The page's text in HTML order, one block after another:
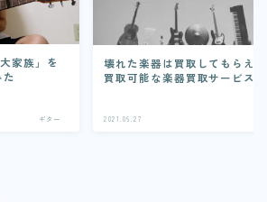
家族」を
ギター
壊れた楽器は買取してもらえ
買取可能な楽器買取サービス5
2021.06.27